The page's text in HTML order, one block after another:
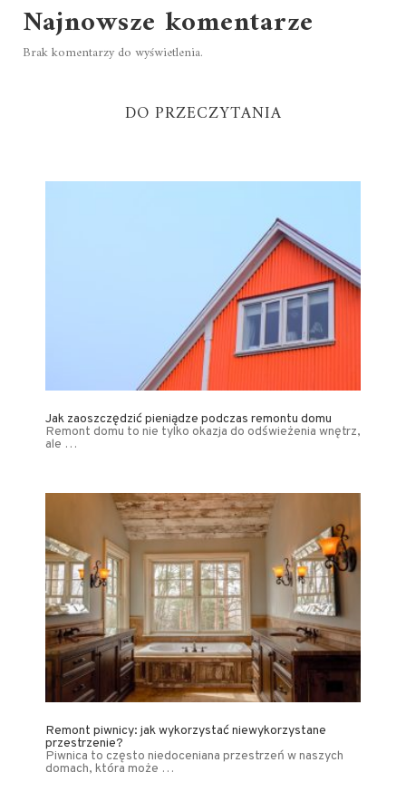
Najnowsze komentarze
Brak komentarzy do wyświetlenia.
DO PRZECZYTANIA
Jak zaoszczędzić pieniądze podczas remontu domu
Remont domu to nie tylko okazja do odświeżenia wnętrz,
ale …
Remont piwnicy: jak wykorzystać niewykorzystane
przestrzenie?
Piwnica to często niedoceniana przestrzeń w naszych
domach, która może …